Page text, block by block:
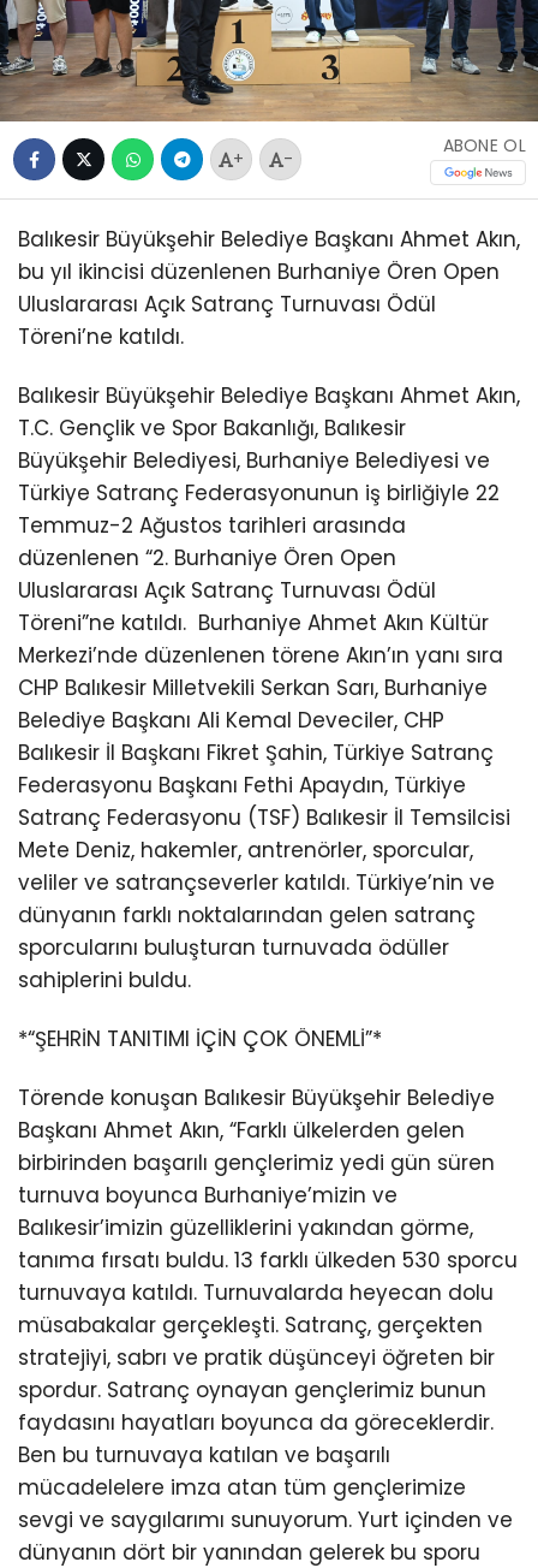
+ -
ABONE OL
Balıkesir Büyükşehir Belediye Başkanı Ahmet Akın,
bu yıl ikincisi düzenlenen Burhaniye Ören Open
Uluslararası Açık Satranç Turnuvası Ödül
Töreni’ne katıldı.
Balıkesir Büyükşehir Belediye Başkanı Ahmet Akın,
T.C. Gençlik ve Spor Bakanlığı, Balıkesir
Büyükşehir Belediyesi, Burhaniye Belediyesi ve
Türkiye Satranç Federasyonunun iş birliğiyle 22
Temmuz-2 Ağustos tarihleri arasında
düzenlenen “2. Burhaniye Ören Open
Uluslararası Açık Satranç Turnuvası Ödül
Töreni”ne katıldı. Burhaniye Ahmet Akın Kültür
Merkezi’nde düzenlenen törene Akın’ın yanı sıra
CHP Balıkesir Milletvekili Serkan Sarı, Burhaniye
Belediye Başkanı Ali Kemal Deveciler, CHP
Balıkesir İl Başkanı Fikret Şahin, Türkiye Satranç
Federasyonu Başkanı Fethi Apaydın, Türkiye
Satranç Federasyonu (TSF) Balıkesir İl Temsilcisi
Mete Deniz, hakemler, antrenörler, sporcular,
veliler ve satrançseverler katıldı. Türkiye’nin ve
dünyanın farklı noktalarından gelen satranç
sporcularını buluşturan turnuvada ödüller
sahiplerini buldu.
*“ŞEHRİN TANITIMI İÇİN ÇOK ÖNEMLİ”*
Törende konuşan Balıkesir Büyükşehir Belediye
Başkanı Ahmet Akın, “Farklı ülkelerden gelen
birbirinden başarılı gençlerimiz yedi gün süren
turnuva boyunca Burhaniye’mizin ve
Balıkesir’imizin güzelliklerini yakından görme,
tanıma fırsatı buldu. 13 farklı ülkeden 530 sporcu
turnuvaya katıldı. Turnuvalarda heyecan dolu
müsabakalar gerçekleşti. Satranç, gerçekten
stratejiyi, sabrı ve pratik düşünceyi öğreten bir
spordur. Satranç oynayan gençlerimiz bunun
faydasını hayatları boyunca da göreceklerdir.
Ben bu turnuvaya katılan ve başarılı
mücadelelere imza atan tüm gençlerimize
sevgi ve saygılarımı sunuyorum. Yurt içinden ve
dünyanın dört bir yanından gelerek bu sporu